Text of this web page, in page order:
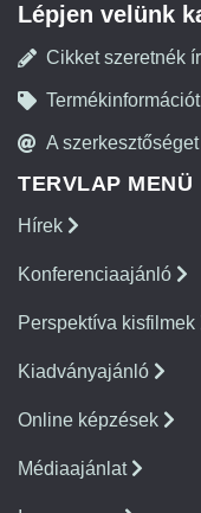
Lépjen velünk
Cikket szeretnék
A
TERVLAP MENÜ
Hírek
Konferenciaajánló
Perspektíva kisfilmek
Kiadványajánló
Online képzések
Médiaajánlat